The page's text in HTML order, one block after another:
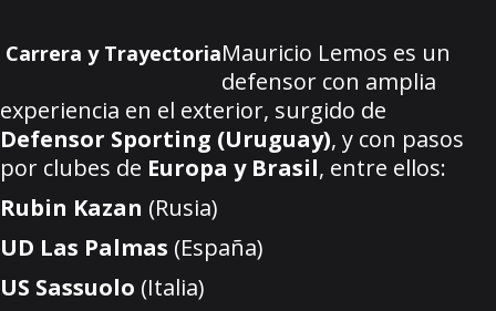
Carrera y TrayectoriaMauricio Lemos es un
defensor con amplia
experiencia en el exterior, surgido de
Defensor Sporting (Uruguay), y con pasos
por clubes de Europa y Brasil, entre ellos:
Rubin Kazan (Rusia)
UD Las Palmas (España)
US Sassuolo (Italia)